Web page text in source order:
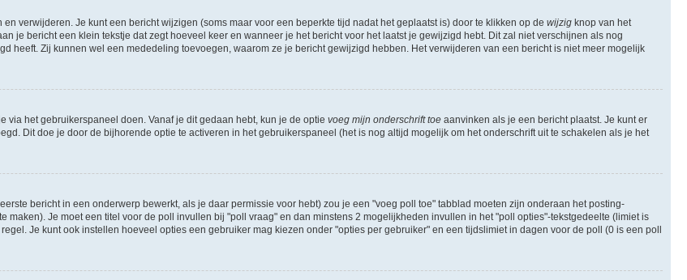
verwijderen. Je kunt een bericht wijzigen (soms maar voor een beperkte tijd nadat het geplaatst is) door te klikken op de wijzig knop van het
je bericht een klein tekstje dat zegt hoeveel keer en wanneer je het bericht voor het laatst je gewijzigd hebt. Dit zal niet verschijnen als nog
heeft. Zij kunnen wel een mededeling toevoegen, waarom ze je bericht gewijzigd hebben. Het verwijderen van een bericht is niet meer mogelijk
via het gebruikerspaneel doen. Vanaf je dit gedaan hebt, kun je de optie voeg mijn onderschrift toe aanvinken als je een bericht plaatst. Je kunt er
Dit doe je door de bijhorende optie te activeren in het gebruikerspaneel (het is nog altijd mogelijk om het onderschrift uit te schakelen als je het
bericht in een onderwerp bewerkt, als je daar permissie voor hebt) zou je een "voeg poll toe" tabblad moeten zijn onderaan het posting-
Je moet een titel voor de poll invullen bij "poll vraag" en dan minstens 2 mogelijkheden invullen in het "poll opties"-tekstgedeelte (limiet is
Je kunt ook instellen hoeveel opties een gebruiker mag kiezen onder "opties per gebruiker" en een tijdslimiet in dagen voor de poll (0 is een poll